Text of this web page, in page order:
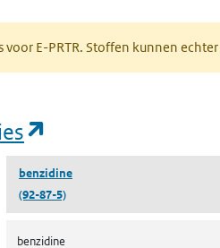
voor E-PRTR. Stoffen kunnen
benzidine
(92-87-5)
benzidine